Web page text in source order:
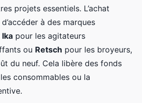
projets essentiels. L’achat
à des marques
Ika pour les agitateurs
ou Retsch pour les broyeurs,
du neuf. Cela libère des fonds
consommables ou la